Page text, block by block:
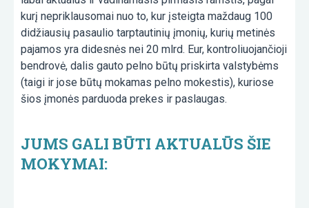
kurį nepriklausomai nuo to, kur įsteigta maždaug 100
didžiausių pasaulio tarptautinių įmonių, kurių metinės
pajamos yra didesnės nei 20 mlrd. Eur, kontroliuojančioji
bendrovė, dalis gauto pelno būtų priskirta valstybėms
(taigi ir jose būtų mokamas pelno mokestis), kuriose
šios įmonės parduoda prekes ir paslaugas.
JUMS GALI BŪTI AKTUALŪS ŠIE
MOKYMAI: